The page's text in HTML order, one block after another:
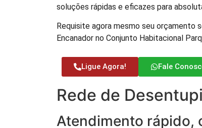
soluções rápidas e eficazes para
Requisite agora mesmo seu orçamento
Encanador no Conjunto Habitacional
Ligue Agora! Fale
Rede de
Atendimento rápido,